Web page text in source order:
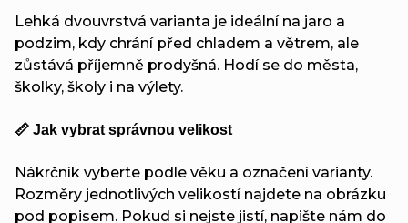
Lehká dvouvrstvá varianta je ideální na jaro a
podzim, kdy chrání před chladem a větrem, ale
zůstává příjemně prodyšná. Hodí se do města,
školky, školy i na výlety.
📏 Jak vybrat správnou velikost
Nákrčník vyberte podle věku a označení varianty.
Rozměry jednotlivých velikostí najdete na obrázku
pod popisem. Pokud si nejste jistí, napište nám do